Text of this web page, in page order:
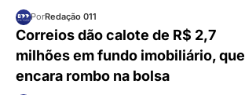
PorRedação 011
Correios dão calote de R$ 2,7
milhões em fundo imobiliário, que
encara rombo na bolsa